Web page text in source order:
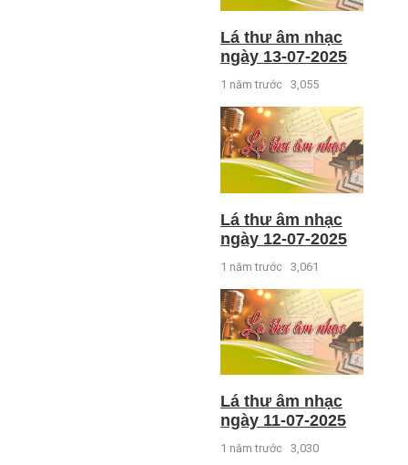
Lá thư âm nhạc
ngày 13-07-2025
1 năm trước 3,055
Lá thư âm nhạc
ngày 12-07-2025
1 năm trước 3,061
Lá thư âm nhạc
ngày 11-07-2025
1 năm trước 3,030